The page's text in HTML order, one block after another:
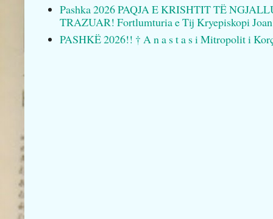
Pashka 2026 PAQJA E KRISHTIT TË
TRAZUAR! Fortlumturia e Tij Kryepiskopi
PASHKË 2026!! † A n a s t a s i Mitropolit i